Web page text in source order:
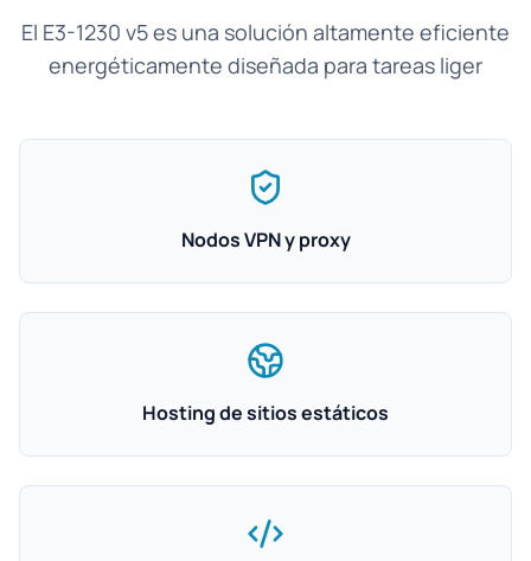
El E3-1230 v5 es una solución altamente eficiente
energéticamente diseñada para tareas liger
Nodos VPN y proxy
Hosting de sitios estáticos